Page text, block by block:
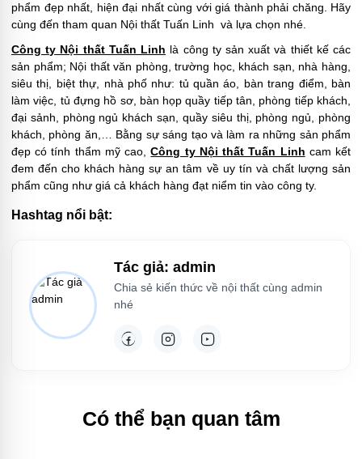
phẩm đẹp nhất, hiện đại nhất cùng với giá thành phải chăng. Hãy
cùng đến tham quan Nội thất Tuấn Linh và lựa chọn nhé.
Công ty Nội thất Tuấn Linh là công ty sản xuất và thiết kế các
sản phẩm; Nội thất văn phòng, trường học, khách sạn, nhà hàng,
siêu thị, biệt thự, nhà phố như: tủ quần áo, bàn trang điểm, bàn
làm việc, tủ đựng hồ sơ, bàn họp quầy tiếp tân, phòng tiếp khách,
đại sảnh, phòng ngủ khách sạn, quầy siêu thị, phòng ngủ, phòng
khách, phòng ăn,… Bằng sự sáng tạo và làm ra những sản phẩm
đẹp có tính thẩm mỹ cao,Công ty Nội thất Tuấn Linh cam kết
đem đến cho khách hàng sự an tâm về uy tín và chất lượng sản
phẩm cũng như giá cả khách hàng đạt niểm tin vào công ty.
Hashtag nổi bật:
Tác giả: admin
Chia sẻ kiến thức về nội thất cùng admin
nhé
Có thể bạn quan tâm